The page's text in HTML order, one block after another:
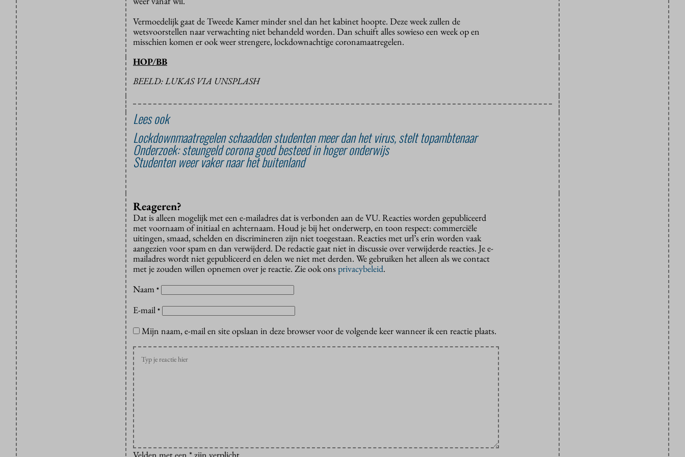
Vermoedelijk gaat de Tweede Kamer minder snel dan het kabinet hoopte. Deze week zullen de
wetsvoorstellen naar verwachting niet behandeld worden. Dan schuift alles sowieso een week op en
misschien komen er ook weer strengere, lockdownachtige coronamaatregelen.
HOP/BB
BEELD: LUKAS VIA UNSPLASH
Lees ook
Lockdownmaatregelen schaadden studenten meer dan het virus, stelt topambtenaar
Onderzoek: steungeld corona goed besteed in hoger onderwijs
Studenten weer vaker naar het buitenland
Reageren?
Dat is alleen mogelijk met een e-mailadres dat is verbonden aan de VU. Reacties worden gepubliceerd
met voornaam of initiaal en achternaam. Houd je bij het onderwerp, en toon respect: commerciële
uitingen, smaad, schelden en discrimineren zijn niet toegestaan. Reacties met url’s erin worden vaak
aangezien voor spam en dan verwijderd. De redactie gaat niet in discussie over verwijderde reacties. Je e-
mailadres wordt niet gepubliceerd en delen we niet met derden. We gebruiken het alleen als we contact
met je zouden willen opnemen over je reactie. Zie ook onsprivacybeleid.
Naam *
E-mail *
Mijn naam, e-mail en site opslaan in deze browser voor de volgende keer wanneer ik een reactie plaats.
Velden met een * zijn verplicht